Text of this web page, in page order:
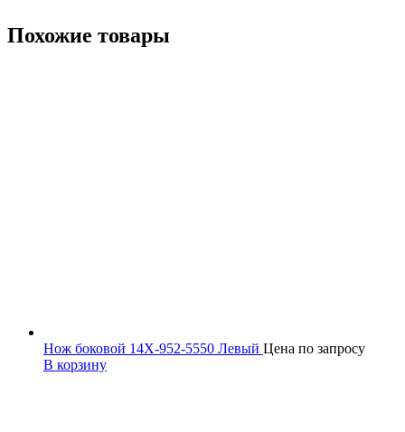
Похожие товары
Нож боковой 14X-952-5550 Левый Цена по запросу
В корзину